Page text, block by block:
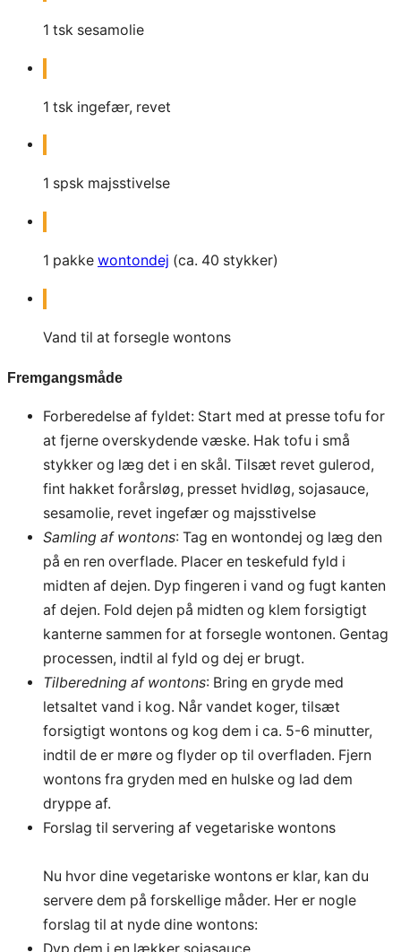
1 tsk sesamolie
1 tsk ingefær, revet
1 spsk majsstivelse
1 pakke wontondej (ca. 40 stykker)
Vand til at forsegle wontons
Fremgangsmåde
Forberedelse af fyldet: Start med at presse tofu for
at fjerne overskydende væske. Hak tofu i små
stykker og læg det i en skål. Tilsæt revet gulerod,
fint hakket forårsløg, presset hvidløg, sojasauce,
sesamolie, revet ingefær og majsstivelse
Samling af wontons: Tag en wontondej og læg den
på en ren overflade. Placer en teskefuld fyld i
midten af dejen. Dyp fingeren i vand og fugt kanten
af dejen. Fold dejen på midten og klem forsigtigt
kanterne sammen for at forsegle wontonen. Gentag
processen, indtil al fyld og dej er brugt.
Tilberedning af wontons: Bring en gryde med
letsaltet vand i kog. Når vandet koger, tilsæt
forsigtigt wontons og kog dem i ca. 5-6 minutter,
indtil de er møre og flyder op til overfladen. Fjern
wontons fra gryden med en hulske og lad dem
dryppe af.
Forslag til servering af vegetariske wontons
Nu hvor dine vegetariske wontons er klar, kan du
servere dem på forskellige måder. Her er nogle
forslag til at nyde dine wontons: